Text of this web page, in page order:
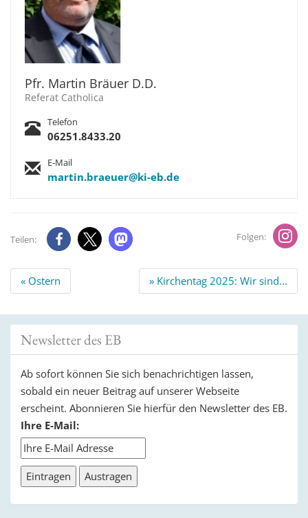
Pfr. Martin Bräuer D.D.
Referat Catholica
Telefon
06251.8433.20
E-Mail
martin.braeuer@ki-eb.de
Teilen: Folgen:
Beitrags
Navigation
« Ostern » Kirchentag 2025: Wir sind...
Newsletter des EB
Ab sofort können Sie sich benachrichtigen lassen,
sobald ein neuer Beitrag auf unserer Webseite
erscheint. Abonnieren Sie hierfür den Newsletter des EB.
Ihre E-Mail: